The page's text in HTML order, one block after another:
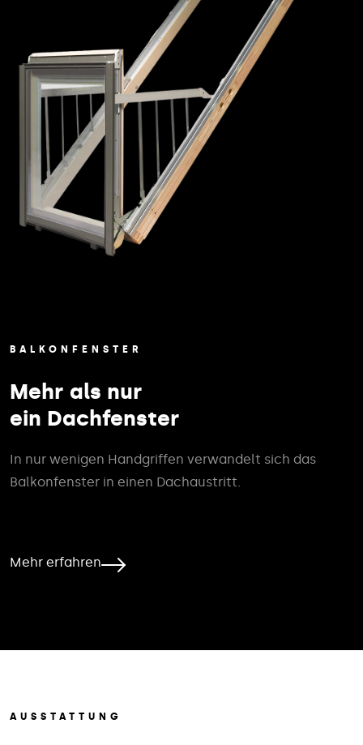
BALKONFENSTER
Mehr als nur
ein Dachfenster
In nur wenigen Handgriffen verwandelt sich das
Balkonfenster in einen Dachaustritt.
Mehr erfahren
AUSSTATTUNG